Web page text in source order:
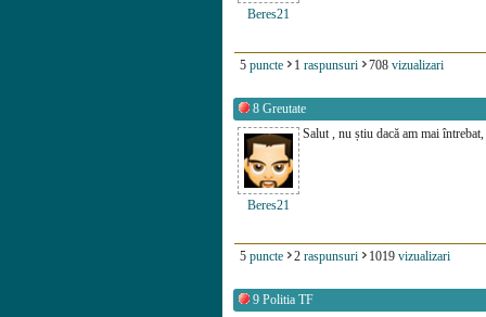
Beres21
5 puncte 1 raspunsuri 708 vizualizari
8 Greutate
Beres21
Salut , nu știu dacă am mai
5 puncte 2 raspunsuri 1019 vizualizari
9 Politia TF